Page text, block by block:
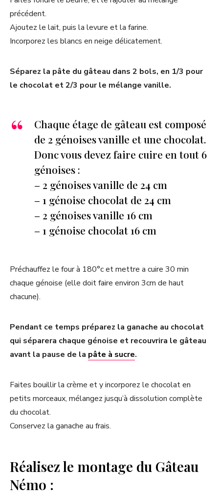
précédent.
Ajoutez le lait, puis la levure et la farine.
Incorporez les blancs en neige délicatement.
Séparez la pâte du gâteau dans 2 bols, en 1/3 pour
le chocolat et 2/3 pour le mélange vanille.
Chaque étage de gâteau est composé
de 2 génoises vanille et une chocolat.
Donc vous devez faire cuire en tout 6
génoises :
– 2 génoises vanille de 24 cm
– 1 génoise chocolat de 24 cm
– 2 génoises vanille 16 cm
– 1 génoise chocolat 16 cm
Préchauffez le four à 180°c et mettre a cuire 30 min
chaque génoise (elle doit faire environ 3cm de haut
chacune).
Pendant ce temps préparez la ganache au chocolat
qui séparera chaque génoise et recouvrira le gâteau
avant la pause de la pâte à sucre.
Faites bouillir la crème et y incorporez le chocolat en
petits morceaux, mélangez jusqu’à dissolution complète
du chocolat.
Conservez la ganache au frais.
Réalisez le montage du Gâteau
Némo :